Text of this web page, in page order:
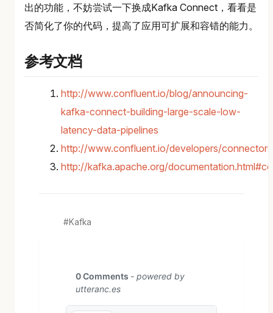
出的功能，不妨尝试一下换成Kafka Connect，看看是
否简化了你的代码，提高了应用可扩展和容错的能力。
参考文档
http://www.confluent.io/blog/announcing-
kafka-connect-building-large-scale-low-
latency-data-pipelines
http://www.confluent.io/developers/connectors
http://kafka.apache.org/
Kafka